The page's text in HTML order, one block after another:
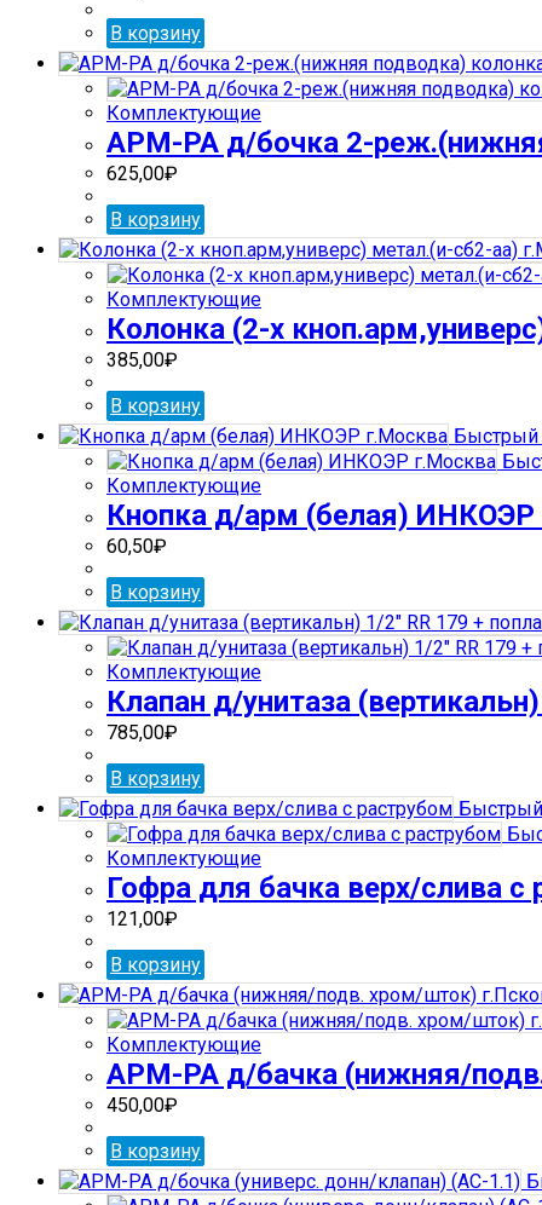
В корзину
Комплектующие
АРМ-РА д/бочка 2-
625,00₽
В корзину
Комплектующие
Колонка (2-х
385,00₽
В корзину
Быстрый
Комплектующие
Кнопка д/арм (белая) ИНКОЭР
60,50₽
В корзину
Комплектующие
Клапан д/унитаза
785,00₽
В корзину
Комплектующие
Гофра для бачка верх/слива с
121,00₽
В корзину
Комплектующие
АРМ-РА д/бачка (нижняя/
450,00₽
В корзину